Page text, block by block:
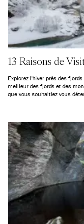
13 Raisons de
Explorez l'hiver près des
meilleur des fjords et des
que vous souhaitiez vous